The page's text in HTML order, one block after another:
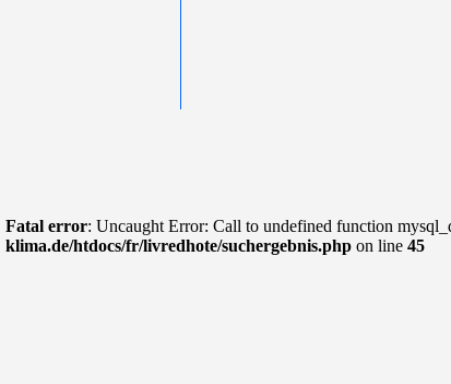
Fatal error: Uncaught Error: Call to undefined function
klima.de/htdocs/fr/livredhote/suchergebnis.php on line 45